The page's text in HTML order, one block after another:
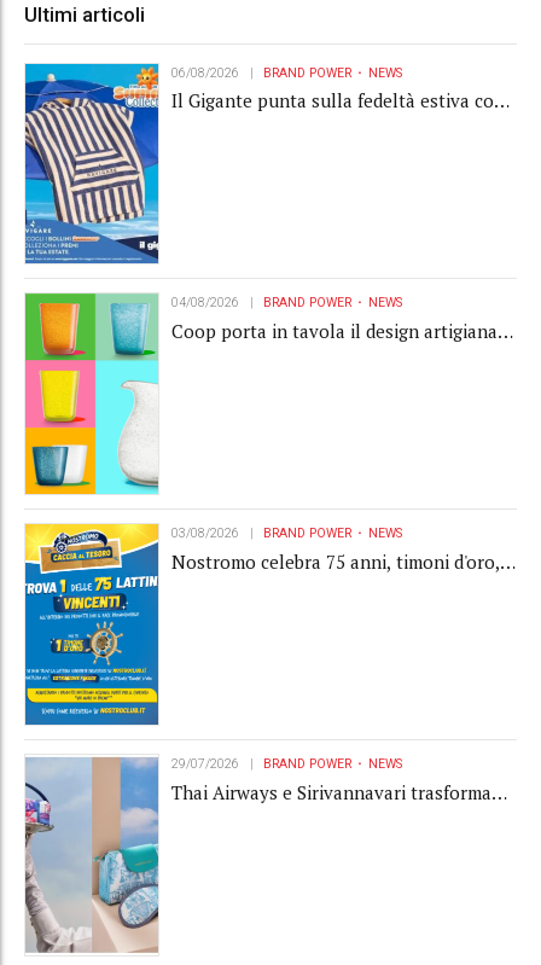
Ultimi articoli
06/08/2026 BRAND POWER NEWS
Il Gigante punta sulla fedeltà estiva con
04/08/2026 BRAND POWER NEWS
Coop porta in tavola il design artigianale
03/08/2026 BRAND POWER NEWS
Nostromo celebra 75 anni, timoni d'oro,
29/07/2026 BRAND POWER NEWS
Thai Airways e Sirivannavari trasformano